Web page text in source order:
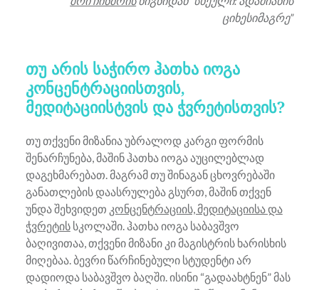
ციხესიმაგრე”
თუ არის საჭირო ჰათხა იოგა
კონცენტრაციისთვის,
მედიტაციისტვის და ჭვრეტისთვის?
თუ თქვენი მიზანია უბრალოდ კარგი ფორმის
შენარჩუნება, მაშინ ჰათხა იოგა აუცილებლად
დაგეხმარებათ. მაგრამ თუ შინაგან ცხოვრებაში
განათლების დაასრულება გსურთ, მაშინ თქვენ
უნდა შეხვიდეთ კონცენტრაციის, მედიტაციისა და
ჭვრეტისსკოლაში. ჰათხა იოგა საბავშვო
ბაღივითაა, თქვენი მიზანი კი მაგისტრის ხარისხის
მიღებაა. ბევრი წარჩინებული სტუდენტი არ
დადიოდა საბავშვო ბაღში. ისინი “გადაახტნენ” მას